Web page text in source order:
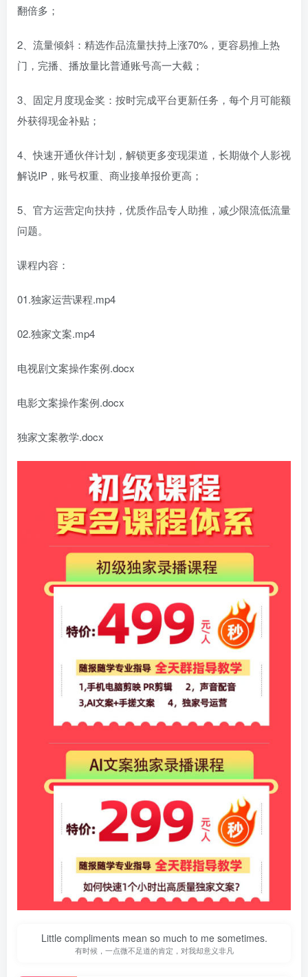
翻倍多；
2、流量倾斜：精选作品流量扶持上涨70%，更容易推上热
门，完播、播放量比普通账号高一大截；
3、固定月度现金奖：按时完成平台更新任务，每个月可能额
外获得现金补贴；
4、快速开通伙伴计划，解锁更多变现渠道，长期做个人影视
解说IP，账号权重、商业接单报价更高；
5、官方运营定向扶持，优质作品专人助推，减少限流低流量
问题。
课程内容：
01.独家运营课程.mp4
02.独家文案.mp4
电视剧文案操作案例.docx
电影文案操作案例.docx
独家文案教学.docx
Little compliments mean so much to me sometimes.
有时候，一点微不足道的肯定，对我却意义非凡